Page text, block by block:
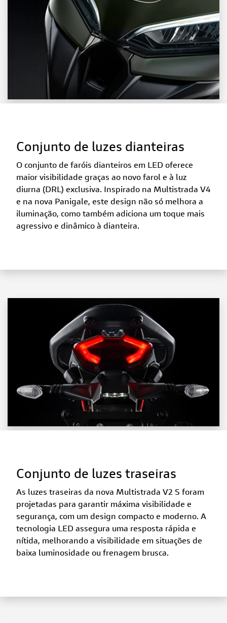
Conjunto de luzes dianteiras
O conjunto de faróis dianteiros em LED oferece
maior visibilidade graças ao novo farol e à luz
diurna (DRL) exclusiva. Inspirado na Multistrada V4
e na nova Panigale, este design não só melhora a
iluminação, como também adiciona um toque mais
agressivo e dinâmico à dianteira.
Conjunto de luzes traseiras
As luzes traseiras da nova Multistrada V2 S foram
projetadas para garantir máxima visibilidade e
segurança, com um design compacto e moderno. A
tecnologia LED assegura uma resposta rápida e
nítida, melhorando a visibilidade em situações de
baixa luminosidade ou frenagem brusca.